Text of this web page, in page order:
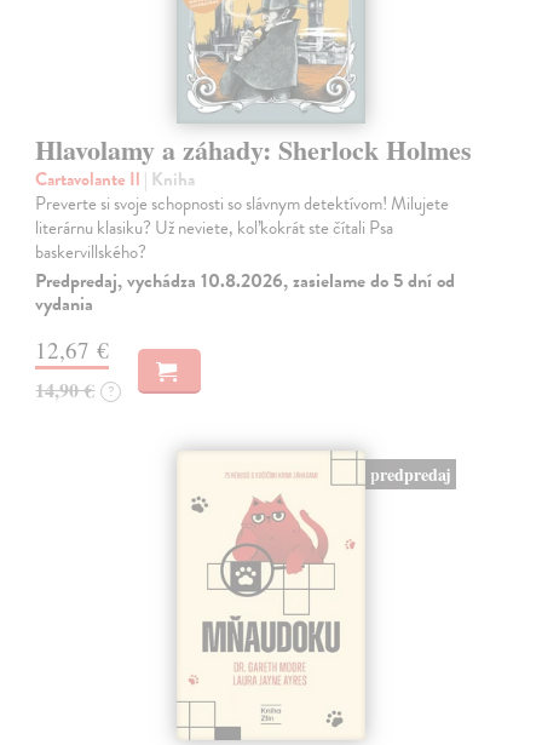
Hlavolamy a záhady: Sherlock Holmes
Cartavolante Il | Kniha
Preverte si svoje schopnosti so slávnym detektívom! Milujete
literárnu klasiku? Už neviete, koľkokrát ste čítali Psa
baskervillského?
Predpredaj, vychádza 10.8.2026, zasielame do 5 dní od
vydania
12,67 €
14,90 € ?
predpredaj